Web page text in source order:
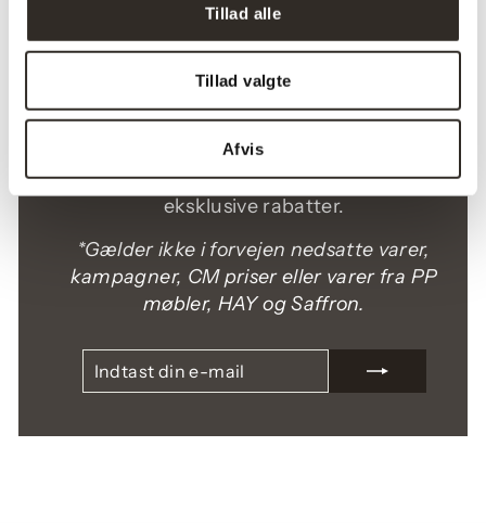
Tillad alle
Tillad valgte
Afvis
SPAR 20% PÅ DIN FØRSTE
ORDRE*
Tilmeld dig vores nyhedsbrev og bliv en af
de første til at blive inspireret, opleve nye
kollektioner, Limited Editions og modtag
eksklusive rabatter.
*Gælder ikke i forvejen nedsatte varer,
kampagner, CM priser eller varer fra PP
møbler, HAY og Saffron.
E-